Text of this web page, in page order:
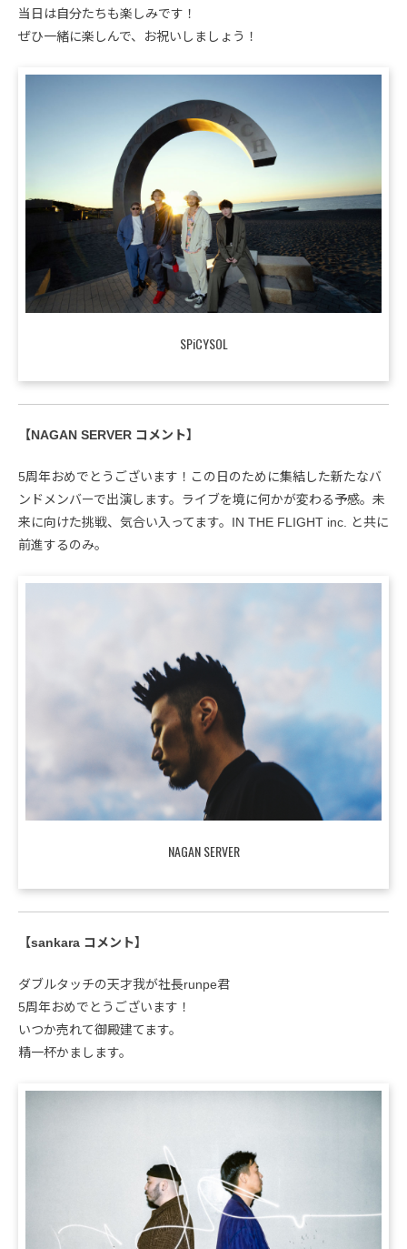
当日は自分たちも楽しみです！
ぜひ一緒に楽しんで、お祝いしましょう！
SPiCYSOL
【NAGAN SERVER コメント】
5周年おめでとうございます！この日のために集結した新たなバ
ンドメンバーで出演します。ライブを境に何かが変わる予感。未
来に向けた挑戦、気合い入ってます。IN THE FLIGHT inc. と共に
前進するのみ。
NAGAN SERVER
【sankara コメント】
ダブルタッチの天才我が社長runpe君
5周年おめでとうございます！
いつか売れて御殿建てます。
精一杯かまします。